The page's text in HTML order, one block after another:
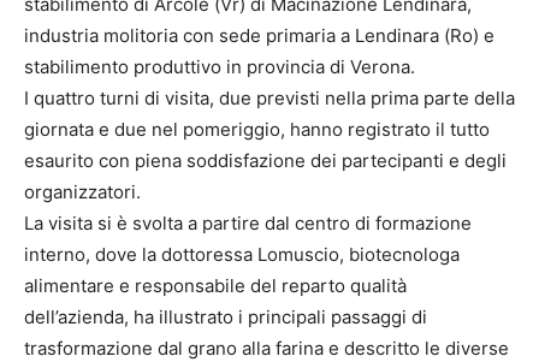
industria molitoria con sede primaria a Lendinara (Ro) e
stabilimento produttivo in provincia di Verona.
I quattro turni di visita, due previsti nella prima parte della
giornata e due nel pomeriggio, hanno registrato il tutto
esaurito con piena soddisfazione dei partecipanti e degli
organizzatori.
La visita si è svolta a partire dal centro di formazione
interno, dove la dottoressa Lomuscio, biotecnologa
alimentare e responsabile del reparto qualità
dell’azienda, ha illustrato i principali passaggi di
trasformazione dal grano alla farina e descritto le diverse